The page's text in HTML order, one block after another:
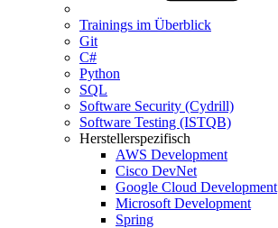
Trainings im Überblick
Git
C#
Python
SQL
Software Security (Cydrill)
Software Testing (ISTQB)
Herstellerspezifisch
AWS Development
Cisco DevNet
Google Cloud Development
Microsoft Development
Spring